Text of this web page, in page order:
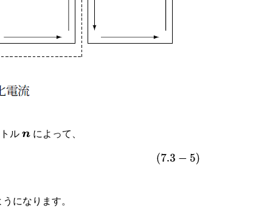
ル n によって、
になります。